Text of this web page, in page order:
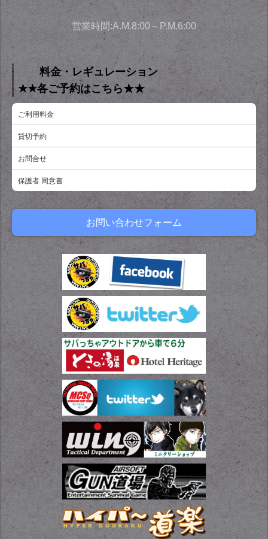
営業時間:A.M.8:00～P.M.6:00
料金・レギュレーション
★★各ご予約はこちら★★
ご利用料金
貸切予約
お問合せ
保護者 同意書
お問い合わせフォーム